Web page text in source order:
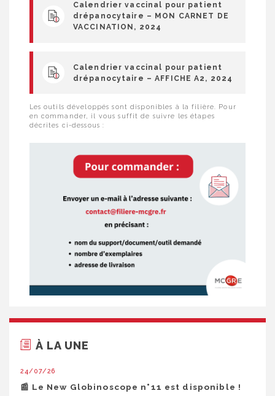
Calendrier vaccinal pour patient
drépanocytaire – MON CARNET DE
VACCINATION, 2024
Calendrier vaccinal pour patient
drépanocytaire – AFFICHE A2, 2024
Les outils développés sont disponibles à la filière. Pour
en commander, il vous suffit de suivre les étapes
décrites ci-dessous :
À LA UNE
24/07/26
📰 Le New Globinoscope n°11 est disponible !